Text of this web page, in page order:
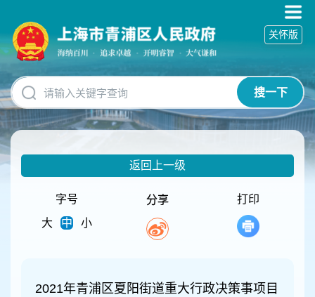
碍
操
明
跳
转
到
网
搜一下
关怀版
返回上一级
字号
大
中 小
分享 打印
2021年青浦区夏阳街道重大行政决策事项目